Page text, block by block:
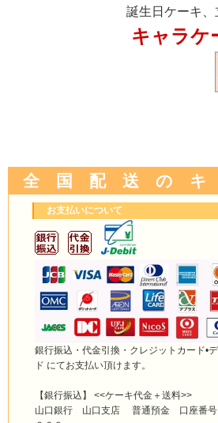
誕生日ケーキ
キャラケ
全 国 配 送 の
お支払いについて
銀行振込・代金引換・クレジットカード•
ド にてお支払い頂けます。
【銀行振込】 <<ケーキ代金＋送料>>
山口銀行 山口支店 普通預金 口座番